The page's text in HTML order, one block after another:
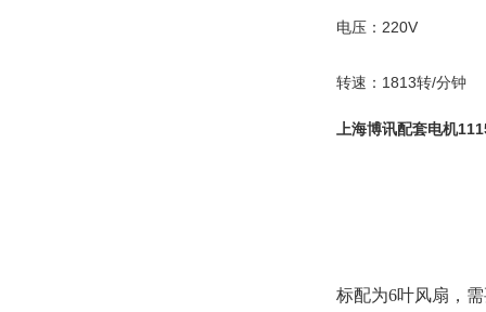
电压：220V
转速：1813转/分钟
上海博讯配套电机
标配为6叶风扇，